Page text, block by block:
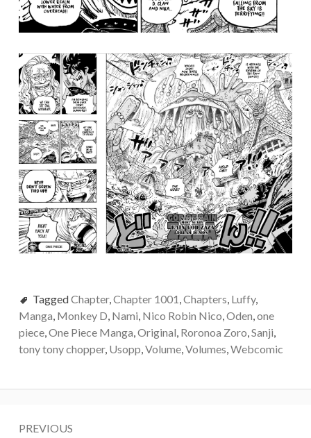
TaggedChapter,Chapter 1001,Chapters, Luffy,
Manga, Monkey D, Nami, Nico Robin Nico,Oden,one
piece,One Piece Manga,Original, Roronoa Zoro,Sanji,
tony tony chopper, Usopp,Volume,Volumes,Webcomic
PREVIOUS